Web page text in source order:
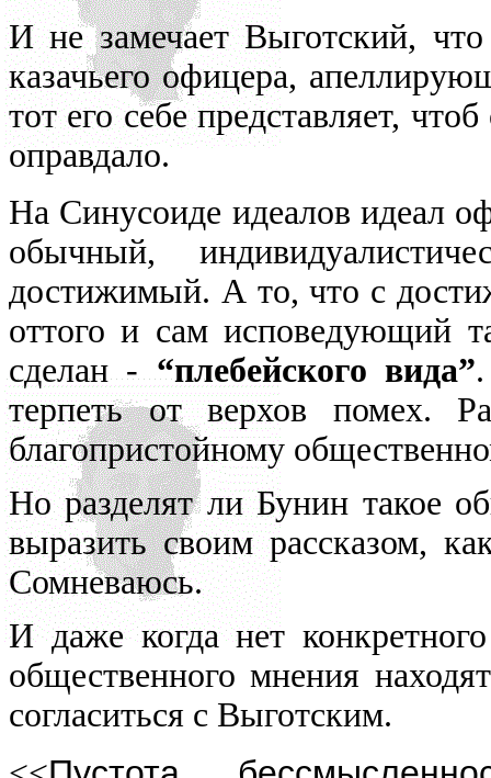
И не замечает Выготский,
казачьего офицера,
тот его себе представляет,
оправдало.
На Синусоиде идеалов идеал
обычный,
достижимый. А то, что с
оттого и сам исповедующий
сделан -“плебейского вида”
терпеть от верхов помех.
благопристойному
Но разделят ли Бунин такое
выразить своим рассказом,
Сомневаюсь.
И даже когда нет
общественного мнения
согласиться с Выготским.